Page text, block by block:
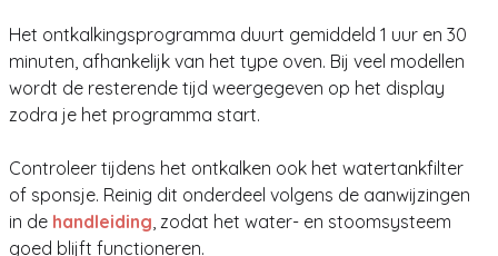
Het ontkalkingsprogramma duurt gemiddeld 1 uur en 30
minuten, afhankelijk van het type oven. Bij veel modellen
wordt de resterende tijd weergegeven op het display
zodra je het programma start.
Controleer tijdens het ontkalken ook het watertankfilter
of sponsje. Reinig dit onderdeel volgens de aanwijzingen
in de handleiding, zodat het water- en stoomsysteem
goed blijft functioneren.